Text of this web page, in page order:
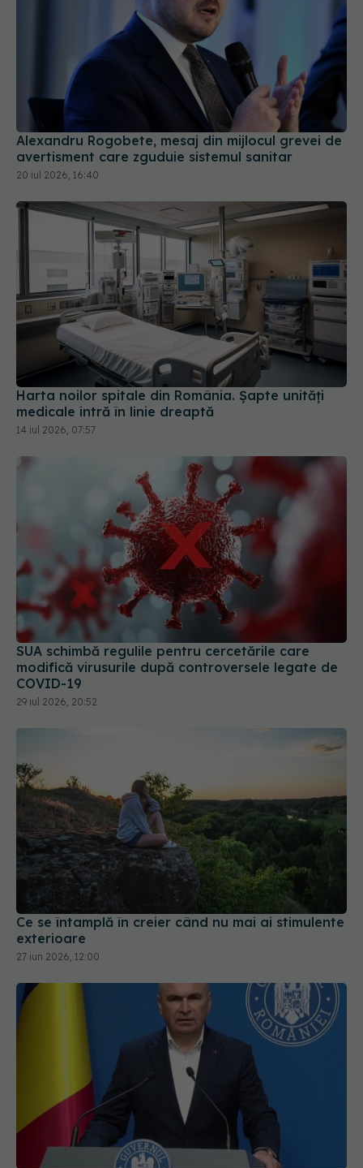
Alexandru Rogobete, mesaj din mijlocul grevei de
avertisment care zguduie sistemul sanitar
20 iul 2026, 16:40
Harta noilor spitale din România. Șapte unități
medicale intră în linie dreaptă
14 iul 2026, 07:57
SUA schimbă regulile pentru cercetările care
modifică virusurile după controversele legate de
COVID-19
29 iul 2026, 20:52
Ce se întamplă în creier când nu mai ai stimulente
exterioare
27 iun 2026, 12:00